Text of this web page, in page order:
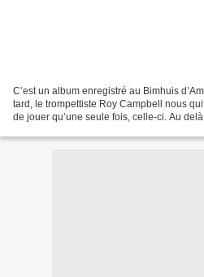
C’est un album enregistré au Bimhuis
tard, le trompettiste Roy Campbell nous
de jouer qu’une seule fois, celle-ci. Au